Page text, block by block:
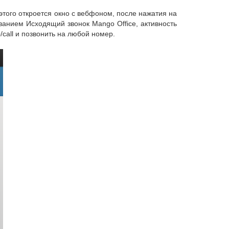
откроется окно с вебфоном, после нажатия на
Исходящий звонок Mango Office, активность
и позвонить на любой номер.